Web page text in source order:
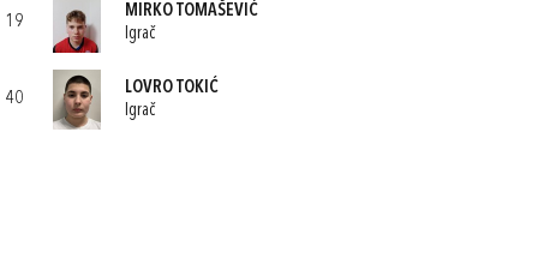
19
MIRKO TOMAŠEVIĆ
Igrač
40
LOVRO TOKIĆ
Igrač